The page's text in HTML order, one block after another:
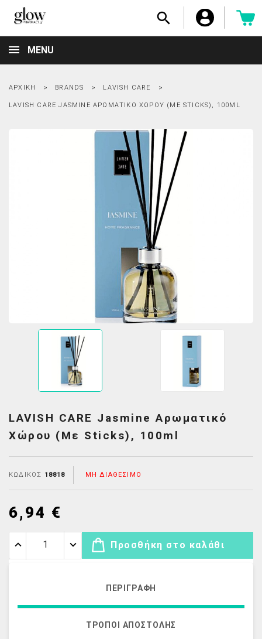

MENU
ΑΡΧΙΚΉ BRANDS LAVISH CARE
LAVISH CARE JASMINE ΑΡΩΜΑΤΙΚΌ ΧΏΡΟΥ (ΜΕ STICKS), 100ML
LAVISH CARE Jasmine Αρωματικό
Χώρου (με Sticks), 100ml
ΚΩΔΙΚΌΣ 18818 ΜΗ ΔΙΑΘΈΣΙΜΟ
6,94 €
Προσθήκη στο καλάθι
ΠΕΡΙΓΡΑΦΉ
ΤΡΌΠΟΙ ΑΠΟΣΤΟΛΉΣ